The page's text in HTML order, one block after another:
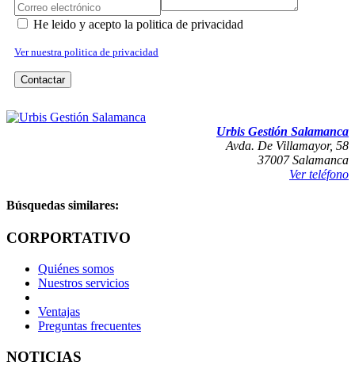
He leido y acepto la politica de privacidad
Ver nuestra politica de privacidad
Contactar
Urbis Gestión Salamanca
Avda. De Villamayor, 58
37007 Salamanca
Ver teléfono
Búsquedas similares:
CORPORTATIVO
Quiénes somos
Nuestros servicios
Ventajas
Preguntas frecuentes
NOTICIAS